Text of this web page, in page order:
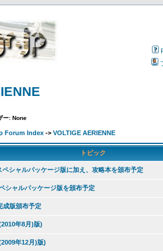
ー: None
Forum Index -> VOLTIGE AERIENNE
トピック
ペシャルパッケージ版に加え、攻略本を頒布予定
シャルパッケージ版を頒布予定
成版頒布予定
年8月)版)
年12月)版)